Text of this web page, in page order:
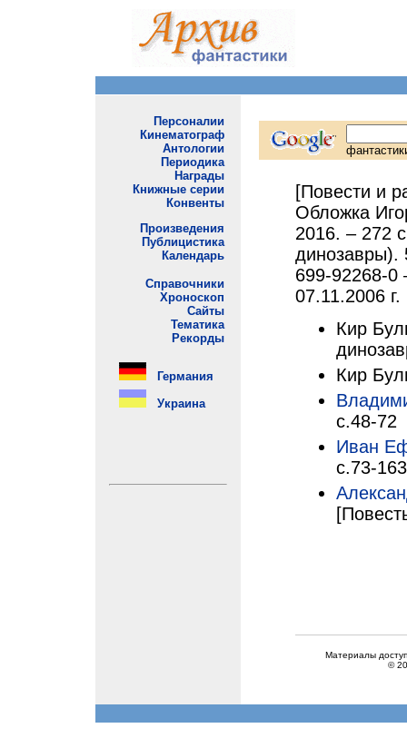
[Повести и
Обложка
2016. – 272
динозавры).
699-92268-0
07.11.2006 г.
Кир
Кир
с.48-72
Иван
с.73-163